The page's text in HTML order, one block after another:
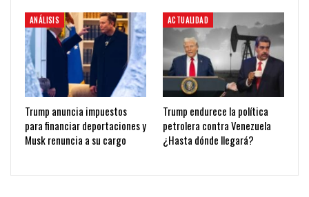
ANÁLISIS
Trump anuncia impuestos
para financiar deportaciones y
Musk renuncia a su cargo
ACTUALIDAD
Trump endurece la política
petrolera contra Venezuela
¿Hasta dónde llegará?